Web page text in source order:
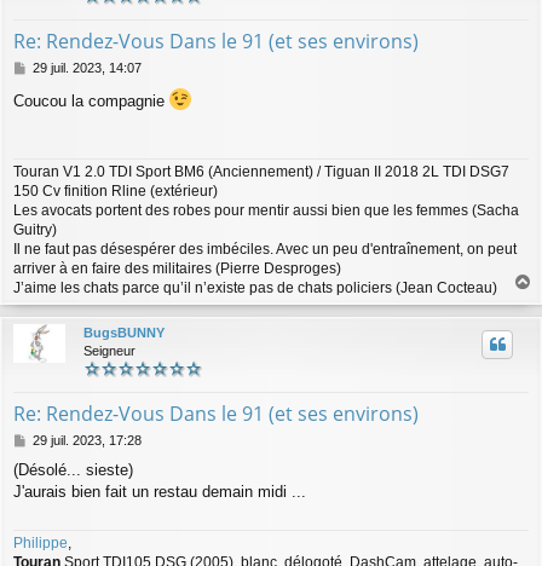
Re: Rendez-Vous Dans le 91 (et ses environs)
M
s
e
29 juil. 2023, 14:07
Coucou la compagnie
Touran V1 2.0 TDI Sport BM6 (Anciennement) / Tiguan II 2018 2L TDI DSG7
150 Cv finition Rline (extérieur)
Les avocats portent des robes pour mentir aussi bien que les femmes (Sacha
Guitry)
Il ne faut pas désespérer des imbéciles. Avec un peu d'entraînement, on peut
arriver à en faire des militaires (Pierre Desproges)
J’aime les chats parce qu’il n’existe pas de chats policiers (Jean Cocteau)
a
u
BugsBUNNY
Seigneur
Re: Rendez-Vous Dans le 91 (et ses environs)
M
s
s
e
29 juil. 2023, 17:28
(Désolé... sieste)
J'aurais bien fait un restau demain midi ...
Philippe,